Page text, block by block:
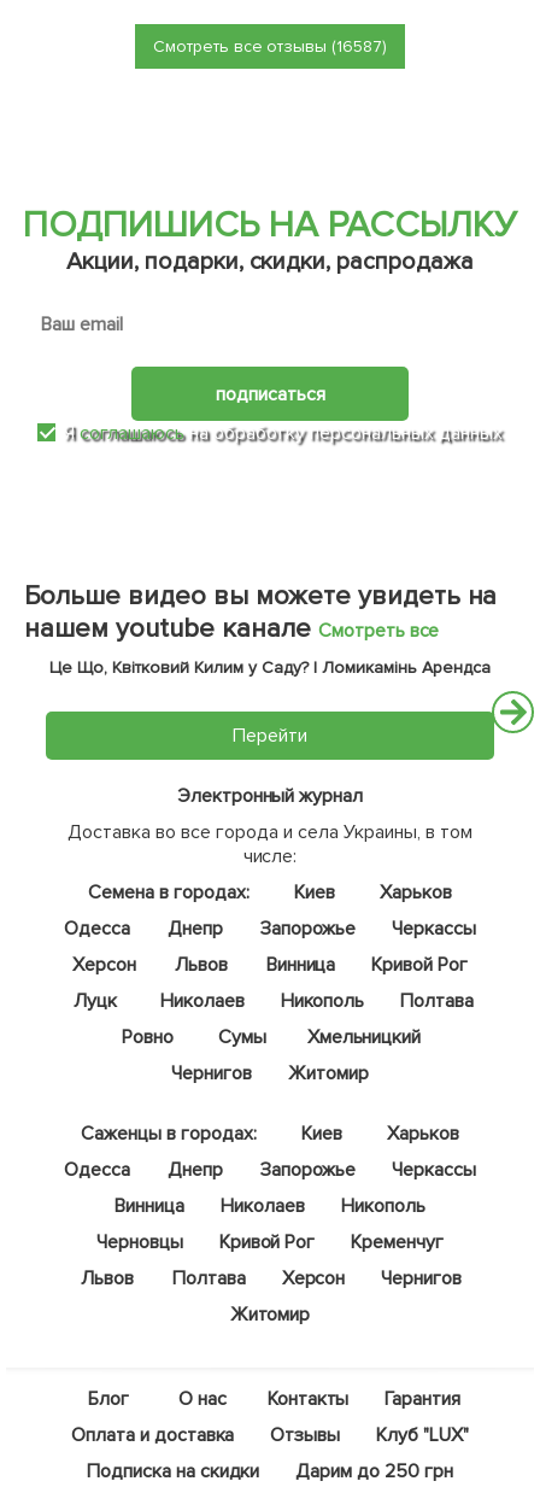
Смотреть все отзывы (16587)
ПОДПИШИСЬ НА РАССЫЛКУ
Акции, подарки, скидки, распродажа
подписаться
Ясоглашаюсьна обработку персональных данных
Больше видео вы можете увидеть на
нашем youtube канале Смотреть все
Це Що, Квітковий Килим у Саду? | Ломикамінь Арендса
Перейти
Электронный журнал
Доставка во все города и села Украины, в том
числе:
Семена в городах:
Киев
Харьков
Одесса
Днепр Запорожье
Черкассы
Херсон
Львов Винница
Кривой Рог
Луцк
Николаев Никополь
Полтава
Ровно
Сумы
Хмельницкий
Чернигов
Житомир
Саженцы в городах: Киев
Харьков
Одесса
Днепр Запорожье
Черкассы
Винница
Николаев
Никополь
Черновцы
Кривой Рог
Кременчуг
Львов
Полтава Херсон
Чернигов
Житомир
Блог О нас Контакты
Гарантия
Оплата и доставка
Отзывы
Клуб "LUX"
Подписка на скидки
Дарим до 250 грн